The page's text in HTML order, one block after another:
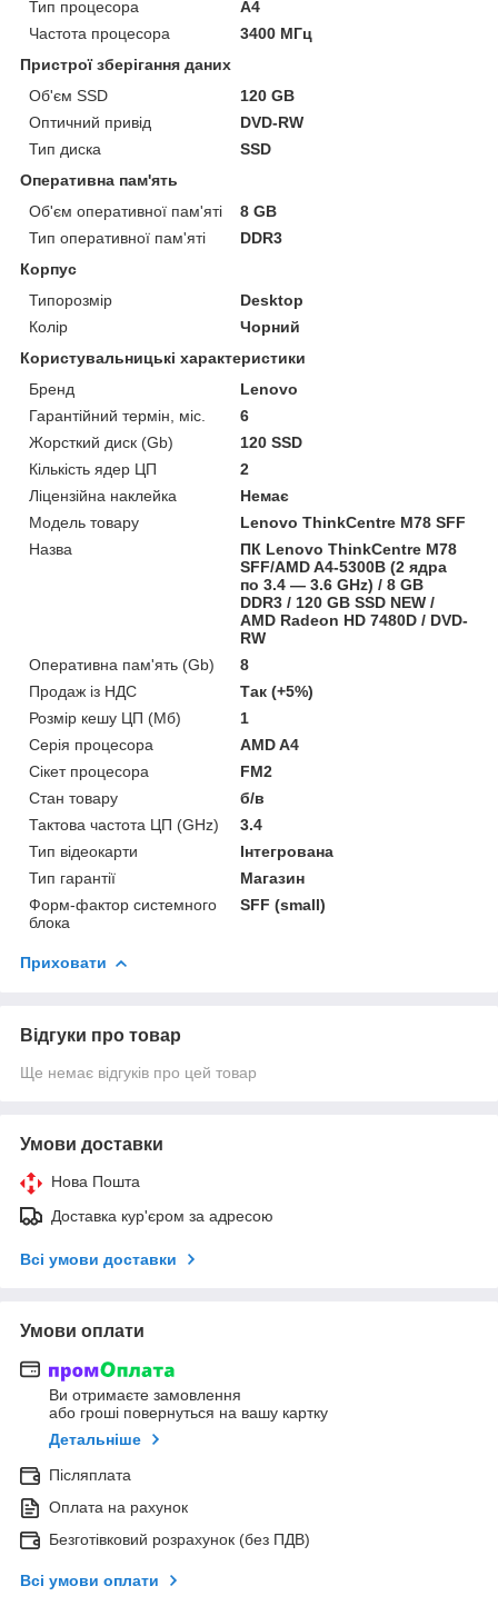
Тип процесора
A4
Частота процесора
3400 МГц
Пристрої зберігання даних
Об'єм SSD
120 GB
Оптичний привід
DVD-RW
Тип диска
SSD
Оперативна пам'ять
Об'єм оперативної пам'яті
8 GB
Тип оперативної пам'яті
DDR3
Корпус
Типорозмір
Desktop
Колір
Чорний
Користувальницькі характеристики
Бренд
Lenovo
Гарантійний термін, міс.
6
Жорсткий диск (Gb)
120 SSD
Кількість ядер ЦП
2
Ліцензійна наклейка
Немає
Модель товару
Lenovo ThinkCentre M78 SFF
Назва
ПК Lenovo ThinkCentre M78
SFF/AMD A4-5300B (2 ядра
по 3.4 — 3.6 GHz) / 8 GB
DDR3 / 120 GB SSD NEW /
AMD Radeon HD 7480D / DVD-
RW
Оперативна пам'ять (Gb)
8
Продаж із НДС
Так (+5%)
Розмір кешу ЦП (Мб)
1
Серія процесора
AMD A4
Сікет процесора
FM2
Стан товару
б/в
Тактова частота ЦП (GHz)
3.4
Тип відеокарти
Інтегрована
Тип гарантії
Магазин
Форм-фактор системного
блока
SFF (small)
Приховати
Відгуки про товар
Ще немає відгуків про цей товар
Умови доставки
Нова Пошта
Доставка кур'єром за адресою
Всі умови доставки
Умови оплати
Ви отримаєте замовлення
або гроші повернуться на вашу картку
Детальніше
Післяплата
Оплата на рахунок
Безготівковий розрахунок (без ПДВ)
Всі умови оплати